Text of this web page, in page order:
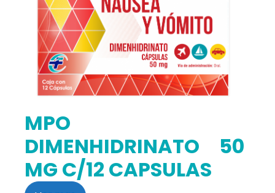
MPO
DIMENHIDRINATO 50
MG C/12 CAPSULAS